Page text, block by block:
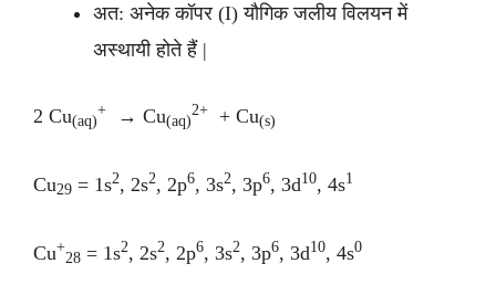
अत: अनेक कॉपर (I) यौगिक जलीय विलयन में
अस्थायी होते हैं |
2 Cu(aq)
+ → Cu(aq)
2+ + Cu(s)
Cu29 = 1s2, 2s2, 2p6, 3s2, 3p6, 3d10, 4s1
Cu+
28 = 1s2, 2s2, 2p6, 3s2, 3p6, 3d10, 4s0